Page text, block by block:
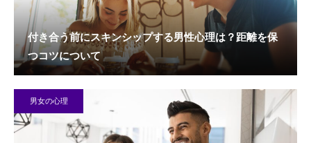
付き合う前にスキンシップする男性心理は？距離を保
つコツについて
男女の心理